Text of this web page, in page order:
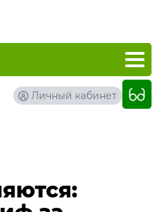
Личный кабинет